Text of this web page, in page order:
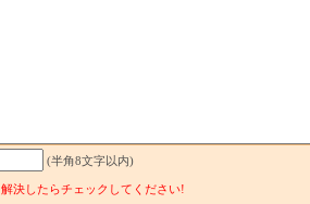
(半角8文字以内)
解決したらチェックしてください!